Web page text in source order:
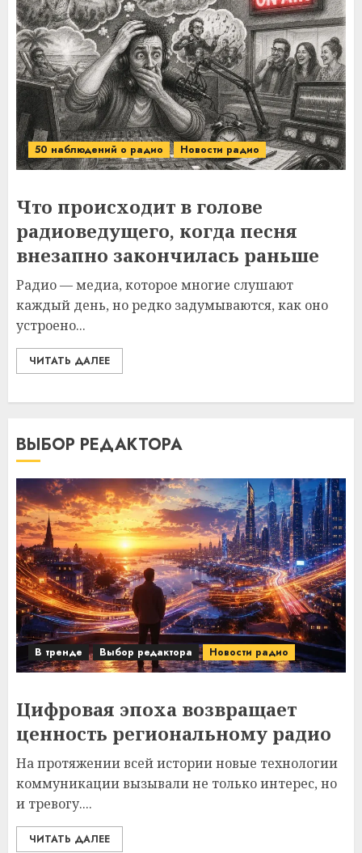
50 наблюдений о радио Новости радио
Что происходит в голове
радиоведущего, когда песня
внезапно закончилась раньше
Радио — медиа, которое многие слушают
каждый день, но редко задумываются, как оно
устроено...
ЧИТАТЬ ДАЛЕЕ
ВЫБОР РЕДАКТОРА
В тренде Выбор редактора Новости радио
Цифровая эпоха возвращает
ценность региональному радио
На протяжении всей истории новые технологии
коммуникации вызывали не только интерес, но
и тревогу....
ЧИТАТЬ ДАЛЕЕ